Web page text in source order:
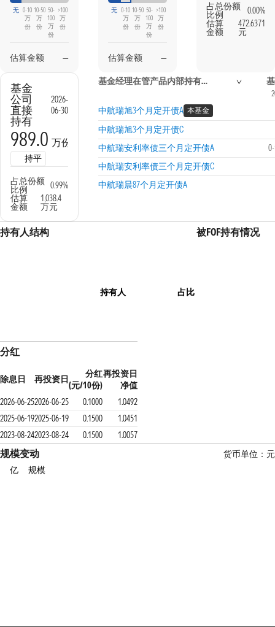
无 0-10
万
份
10-50
万
份
50-
100
万
份
>100
万
份
估算金额 —
无 0-10
万
份
10-50
万
份
50-
100
万
份
>100
万
份
估算金额 —
占总份额
比例
0.00%
估算
金额
472.6371
元
基金
公司
直接
持有
2026-
06-30
989.0 万份
持平
占总份额
比例
0.99%
估算
金额
1,038.4
万元
基金经理在管产品内部持有信息
中航瑞旭3个月定开债A 本基金
中航瑞旭3个月定开债C
中航瑞安利率债三个月定开债A
中航瑞安利率债三个月定开债C
中航瑞晨87个月定开债A
持有人结构
持有人 占比
被FOF持有情况
分红
除息日 再投资日
分红
(元/10份)
再投资日
净值
2026-06-252026-06-25 0.1000
1.0492
2025-06-192025-06-19 0.1500
1.0451
2023-08-242023-08-24 0.1500 1.0057
规模变动
货币单位：元
亿
规模